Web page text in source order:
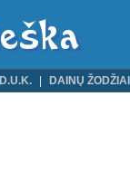
D.U.K. DAINŲ ŽODŽIAI